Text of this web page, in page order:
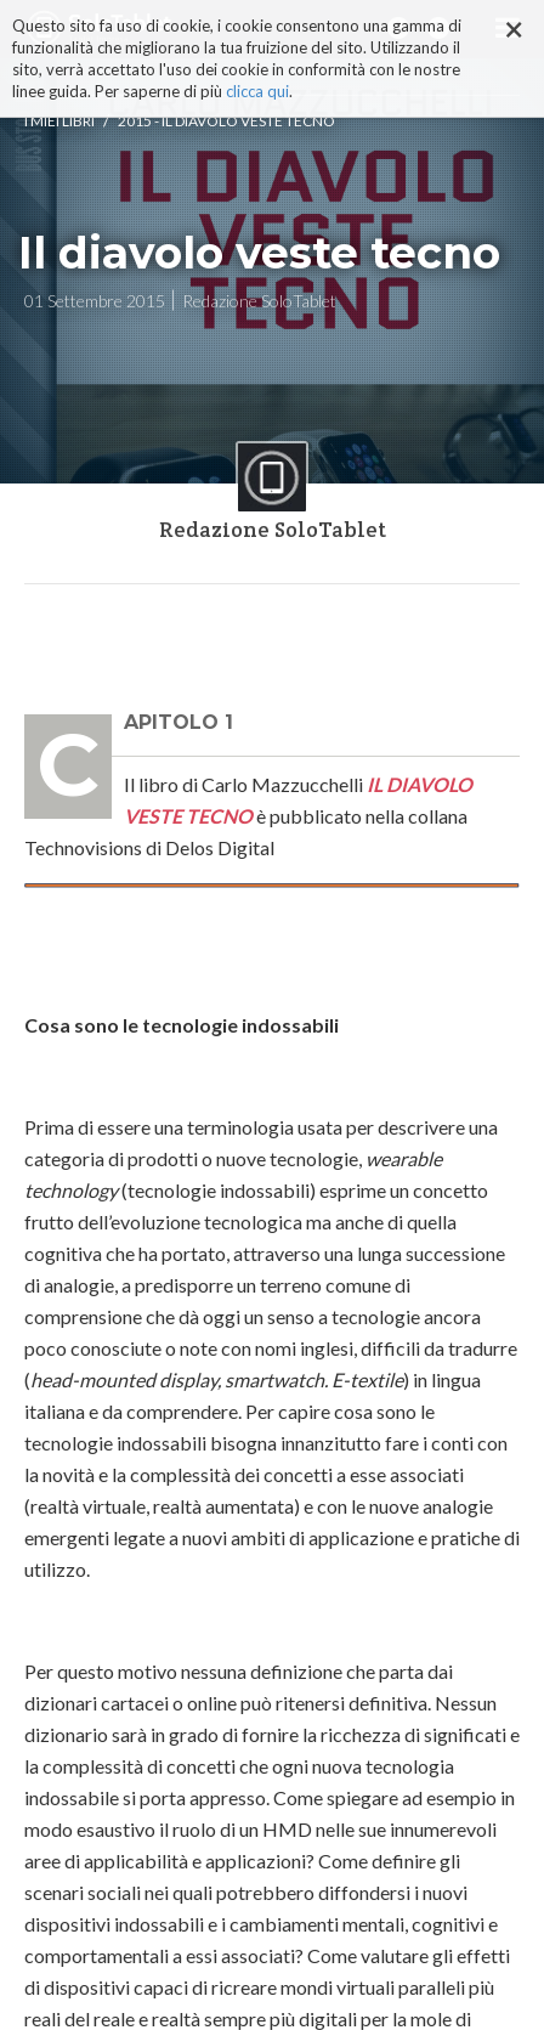
×
Questo sito fa uso di cookie, i cookie consentono una gamma di
funzionalità che migliorano la tua fruizione del sito. Utilizzando il
sito, verrà accettato l'uso dei cookie in conformità con le nostre
linee guida. Per saperne di più clicca qui.
ai
contenuti.
|
alla
navigazione
I MIEI LIBRI / 2015 - IL DIAVOLO VESTE TECNO
Il diavolo veste tecno
01 Settembre 2015 Redazione SoloTablet
Redazione SoloTablet
CAPITOLO 1
Il libro di Carlo Mazzucchelli IL DIAVOLO
VESTE TECNOè pubblicato nella collana
Technovisions di Delos Digital
Cosa sono le tecnologie indossabili
Prima di essere una terminologia usata per descrivere una
categoria di prodotti o nuove tecnologie, wearable
technology(tecnologie indossabili) esprime un concetto
frutto dell’evoluzione tecnologica ma anche di quella
cognitiva che ha portato, attraverso una lunga successione
di analogie, a predisporre un terreno comune di
comprensione che dà oggi un senso a tecnologie ancora
poco conosciute o note con nomi inglesi, difficili da tradurre
(head-mounted display, smartwatch. E-textile) in lingua
italiana e da comprendere. Per capire cosa sono le
tecnologie indossabili bisogna innanzitutto fare i conti con
la novità e la complessità dei concetti a esse associati
(realtà virtuale, realtà aumentata) e con le nuove analogie
emergenti legate a nuovi ambiti di applicazione e pratiche di
utilizzo.
Per questo motivo nessuna definizione che parta dai
dizionari cartacei o online può ritenersi definitiva. Nessun
dizionario sarà in grado di fornire la ricchezza di significati e
la complessità di concetti che ogni nuova tecnologia
indossabile si porta appresso. Come spiegare ad esempio in
modo esaustivo il ruolo di un HMD nelle sue innumerevoli
aree di applicabilità e applicazioni? Come definire gli
scenari sociali nei quali potrebbero diffondersi i nuovi
dispositivi indossabili e i cambiamenti mentali, cognitivi e
comportamentali a essi associati? Come valutare gli effetti
di dispositivi capaci di ricreare mondi virtuali paralleli più
reali del reale e realtà sempre più digitali per la mole di